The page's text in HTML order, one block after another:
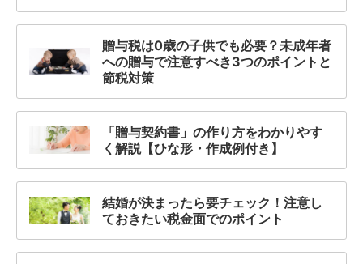
贈与税は0歳の子供でも必要？未成年者
への贈与で注意すべき3つのポイントと
節税対策
「贈与契約書」の作り方をわかりやす
く解説【ひな形・作成例付き】
結婚が決まったら要チェック！注意し
ておきたい税金面でのポイント